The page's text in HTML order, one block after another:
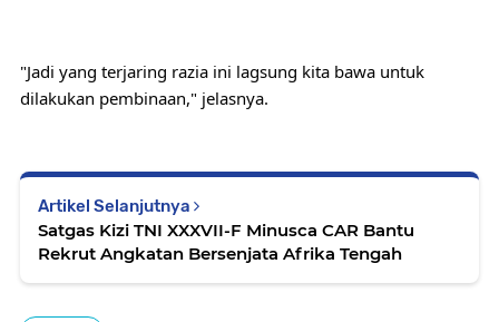
"Jadi yang terjaring razia ini lagsung kita bawa untuk
dilakukan pembinaan," jelasnya.
Artikel Selanjutnya
Satgas Kizi TNI XXXVII-F Minusca CAR Bantu
Rekrut Angkatan Bersenjata Afrika Tengah